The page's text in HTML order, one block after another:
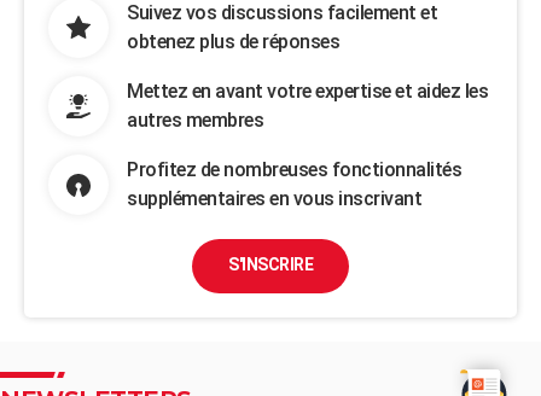
Suivez vos discussions facilement et
obtenez plus de réponses
Mettez en avant votre expertise et aidez les
autres membres
Profitez de nombreuses fonctionnalités
supplémentaires en vous inscrivant
S'INSCRIRE